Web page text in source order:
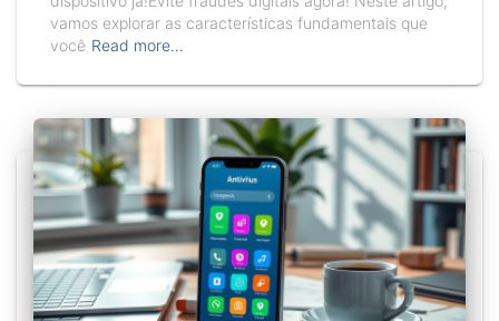
vamos explorar as características fundamentais que
você Read more…